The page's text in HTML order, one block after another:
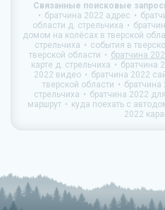
Связанные поисковые
братчина 2022 адрес
области д. стрельчиха
домом на колёсах в тверской
стрельчиха
события в
тверской области
братчина
карте д. стрельчиха
братчина
2022 видео
братчина 2022
тверской области
братчина
стрельчиха
братчина 2022
маршрут
куда поехать с
2022